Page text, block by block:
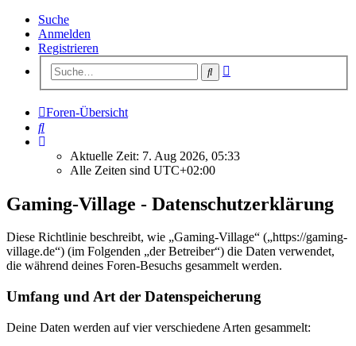
Suche
Anmelden
Registrieren
Suche
Foren-Übersicht
Suche
Aktuelle Zeit: 7. Aug 2026, 05:33
Alle Zeiten sind UTC+02:00
Gaming-Village - Datenschutzerklärung
Diese Richtlinie beschreibt, wie „Gaming-Village“ („https://gaming-
village.de“) (im Folgenden „der Betreiber“) die Daten verwendet,
die während deines Foren-Besuchs gesammelt werden.
Umfang und Art der Datenspeicherung
Deine Daten werden auf vier verschiedene Arten gesammelt: